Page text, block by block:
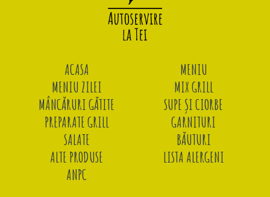
ACASA
MENIU
MENIU ZILEI
MIX GRILL
MÂNCĂRURI GĂTITE
SUPE ȘI CIORBE
PREPARATE GRILL
GARNITURI
SALATE
BĂUTURI
ALTE PRODUSE
LISTA ALERGENI
ANPC